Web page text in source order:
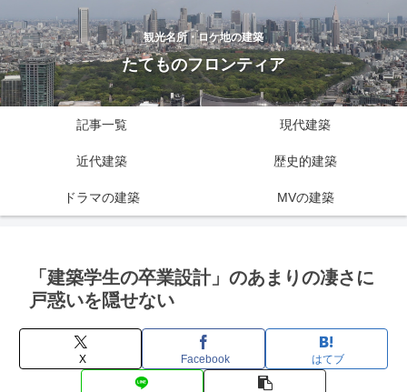
観光名所・ロケ地の建築
たてものフロンティア
記事一覧 現代建築
近代建築 歴史的建築
ドラマの建築 MVの建築
「建築学生の卒業設計」のあまりの凄さに
戸惑いを隠せない
X Facebook はてブ